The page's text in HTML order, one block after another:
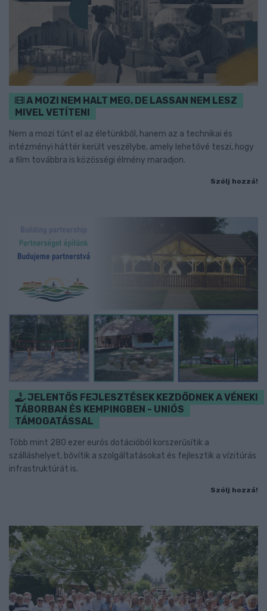
A MOZI NEM HALT MEG, DE LASSAN NEM LESZ
MIVEL VETÍTENI
Nem a mozi tűnt el az életünkből, hanem az a technikai és
intézményi háttér került veszélybe, amely lehetővé teszi, hogy
a film továbbra is közösségi élmény maradjon.
Szólj hozzá!
JELENTŐS FEJLESZTÉSEK KEZDŐDNEK A VÉNEKI
TÁBORBAN ÉS KEMPINGBEN - UNIÓS
TÁMOGATÁSSAL
Több mint 280 ezer eurós dotációból korszerűsítik a
szálláshelyet, bővítik a szolgáltatásokat és fejlesztik a vízitúrás
infrastruktúrát is.
Szólj hozzá!